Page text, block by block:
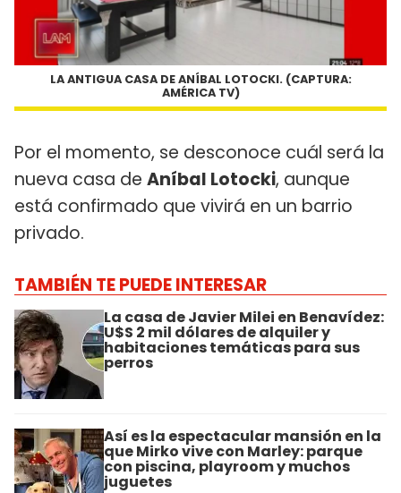
LA ANTIGUA CASA DE ANÍBAL LOTOCKI. (CAPTURA:
AMÉRICA TV)
Por el momento, se desconoce cuál será la
nueva casa de Aníbal Lotocki, aunque
está confirmado que vivirá en un barrio
privado.
TAMBIÉN TE PUEDE INTERESAR
La casa de Javier Milei en Benavídez:
U$S 2 mil dólares de alquiler y
habitaciones temáticas para sus
perros
Así es la espectacular mansión en la
que Mirko vive con Marley: parque
con piscina, playroom y muchos
juguetes